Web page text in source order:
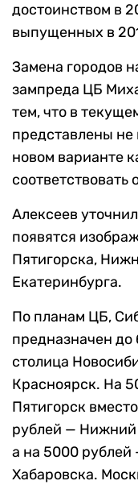
достоинством в
выпущенных в
Замена городов
зампреда ЦБ
тем, что в
представлены не
новом варианте
соответствовать
Алексеев
появятся
Пятигорска,
Екатеринбурга.
По планам ЦБ,
предназначен до
столица
Красноярск. На
Пятигорск
рублей — Нижний
а на 5000 рублей
Хабаровска.